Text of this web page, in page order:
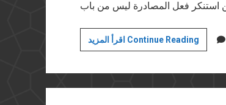
اقرأ المزيد Continue Readingثقافة
المصادرة